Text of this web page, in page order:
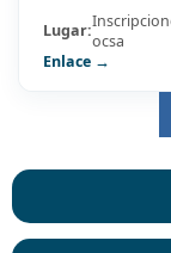
Lugar:ocsa
Enlace →